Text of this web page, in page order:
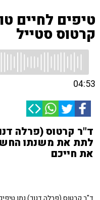
טיפים לחיים
קרטוס סטייל
04:53
לתת את משנתו
את חייכם